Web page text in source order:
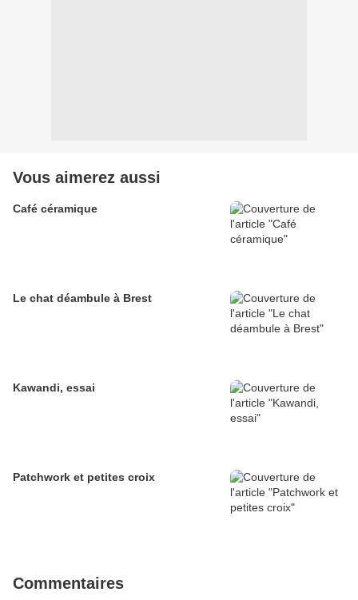
Vous aimerez aussi
Café céramique
Le chat déambule à Brest
Kawandi, essai
Patchwork et petites croix
Commentaires